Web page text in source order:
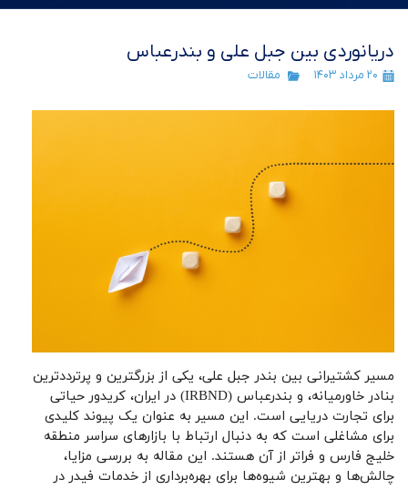
دریانوردی بین جبل علی و بندرعباس
۲۰ مرداد ۱۴۰۳ مقالات
مسیر کشتیرانی بین بندر جبل علی، یکی از بزرگترین و پرترددترین
بنادر خاورمیانه، و بندرعباس (IRBND) در ایران، کریدور حیاتی
برای تجارت دریایی است. این مسیر به عنوان یک پیوند کلیدی
برای مشاغلی است که به دنبال ارتباط با بازارهای سراسر منطقه
خلیج فارس و فراتر از آن هستند. این مقاله به بررسی مزایا،
چالش‌ها و بهترین شیوه‌ها برای بهره‌برداری از خدمات فیدر در